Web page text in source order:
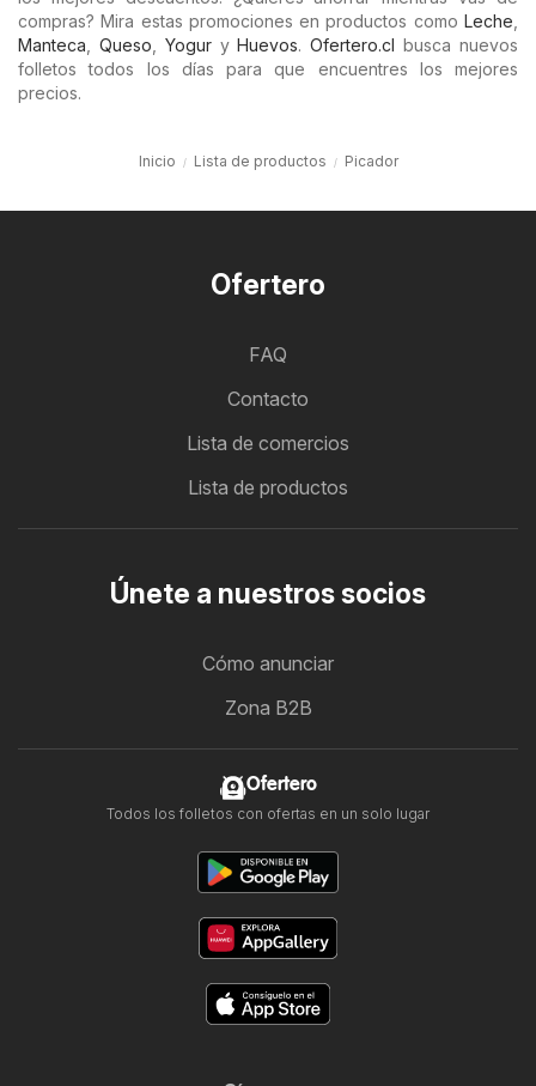
compras? Mira estas promociones en productos como Leche
Manteca
Queso YoguryHuevos.Ofertero.cl busca nuevos
folletos todos los días para que encuentres los mejores
precios.
Inicio Lista de productos Picador
Ofertero
FAQ
Contacto
Lista de comercios
Lista de productos
Únete a nuestros socios
Cómo anunciar
Zona B2B
Ofertero
Todos los folletos con ofertas en un solo lugar